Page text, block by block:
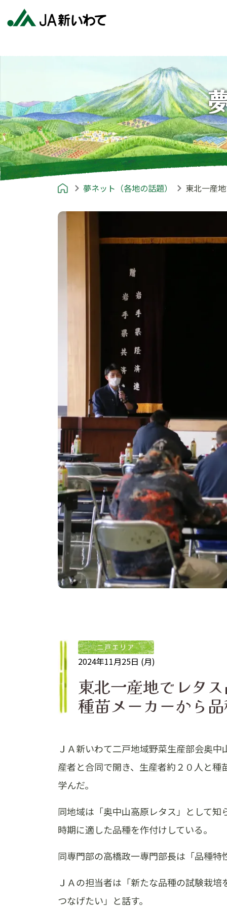
夢ネット（各地の話題） 東北一産
2024年11月25日 (月)
東北一産地でレタ
種苗メーカーから
ＪＡ新いわて二戸地域野菜生産部会奥
産者と合同で開き、生産者約２０人と
学んだ。
同地域は「奥中山高原レタス」として
時期に適した品種を作付けしている。
同専門部の高橋政一専門部長は「品種
ＪＡの担当者は「新たな品種の試験栽
つなげたい」と話す。